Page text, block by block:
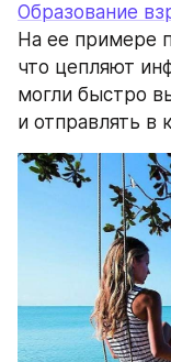
Образование
На ее примере
что цепляют
могли быстро
и отправлять в